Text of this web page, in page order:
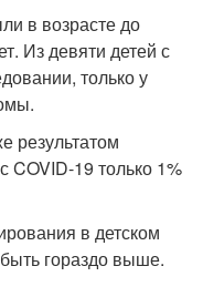
в возрасте до
Из девяти детей с
только у
результатом
COVID-19 только 1%
в детском
гораздо выше.